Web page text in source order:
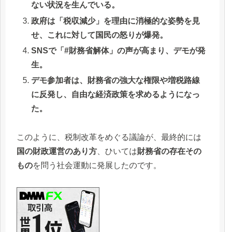
ない状況を生んでいる。
政府は「税収減少」を理由に消極的な姿勢を見
せ、これに対して国民の怒りが爆発。
SNSで「#財務省解体」の声が高まり、デモが発
生。
デモ参加者は、財務省の強大な権限や増税路線
に反発し、自由な経済政策を求めるようになっ
た。
このように、税制改革をめぐる議論が、最終的には
国の財政運営のあり方 、ひいては財務省の存在その
ものを問う社会運動に発展したのです。